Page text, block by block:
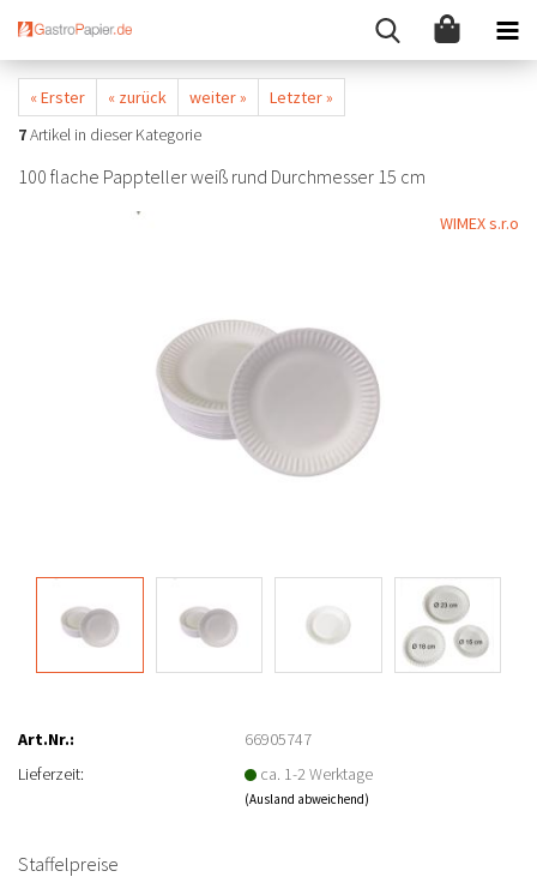
« Erster « zurück weiter »
Letzter »
7Artikel in dieser Kategorie
100 flache Pappteller weiß rund Durchmesser 15 cm
WIMEX s.r.o
Art.Nr.:
66905747
Lieferzeit:
ca. 1-2 Werktage
(Ausland abweichend)
Staffelpreise